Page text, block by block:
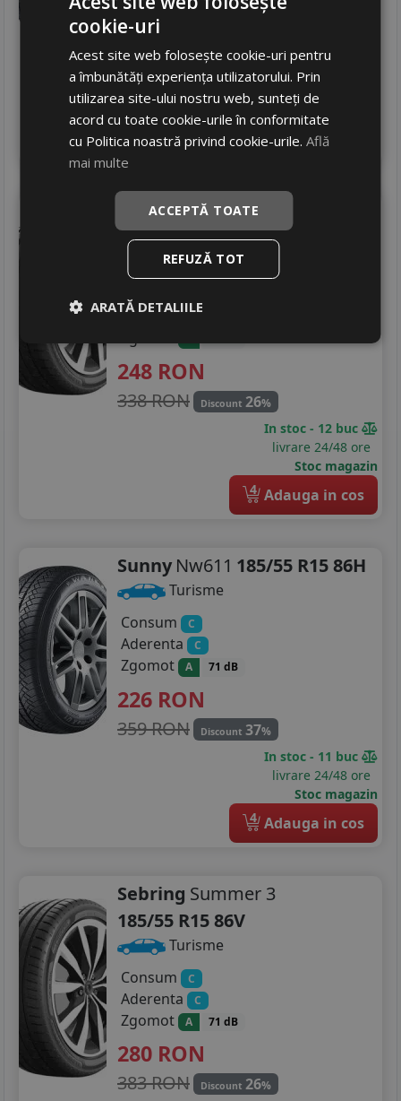
229RON
363 RON Discount 36
In stoc - peste 12 buc
livrare 24/48 ore
Stoc magazin
4 Adauga in cos
Taurus Summer 3
185/55 R15 86V
Turisme
Consum
Aderenta
248 RON
338 RON Discount 26%
In stoc - 12 buc
livrare 24/48 ore
Stoc magazin
4 Adauga in cos
Sunny Nw611 185/55 R15 86H
Turisme
Consum
C
Aderenta C
Zgomot A 71 dB
226 RON
359 RON Discount 37%
In stoc - 11 buc
livrare 24/48 ore
Stoc magazin
4 Adauga in cos
Sebring Summer 3
185/55 R15 86V
Turisme
Consum
C
Aderenta C
Zgomot A 71 dB
280 RON
383 RON Discount 26%
cookie-uri
Acest site web folosește cookie-uri pentru
a îmbunătăți experiența utilizatorului. Prin
utilizarea site-ului nostru web, sunteți de
acord cu toate cookie-urile în conformitate
cu Politica noastră privind cookie-urile.Află
mai multe
ACCEPTĂ TOATE
REFUZĂ TOT
ARATĂ DETALIILE